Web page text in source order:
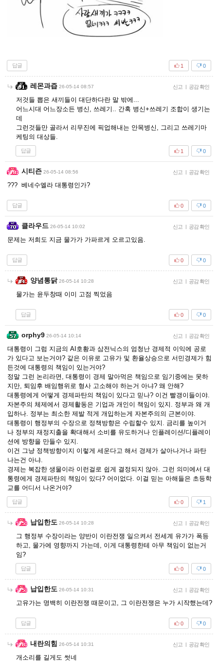
답글 0
1
레몬과즙 26-05-14 08:57 신고 공감 확인
저것들 뽑은 새끼들이 대단하다란 말 밖에...
어느시대 어느장소든 병신, 쓰레기.. 간혹 병신+쓰레기 조합이 생기는
데
그런것들만 골라서 리무진에 픽업해내는 안목병신, 그리고 쓰레기마
케팅의 대상들.
답글 0
1
시티즌 26-05-14 08:56 신고 공감 확인
??? 베네수엘라 대통령인가?
답글 0
0
클라우드 26-05-14 10:02 신고 공감 확인
문제는 저희도 지금 물가가 가파르게 오르고있음.
답글 0
0
양념통닭 26-05-14 10:28 신고 공감 확인
물가는 윤두창때 이미 고점 찍었음
답글 0
0
orphy9 26-05-14 10:14 신고 공감 확인
대통령이 그럼 지금의 AI호황과 삼전닉스의 엄청난 경제적 이익에 공로
가 있다고 보는거야? 같은 이유로 고유가 및 환율상승으로 서민경제가 힘
든것에 대통령의 책임이 있는거야?
정말 그런 논리라면, 대통령이 경제 말아먹은 책임으로 임기중에는 못하
지만, 퇴임후 배임행위로 형사 고소해야 하는거 아냐? 왜 안해?
대통령에게 어떻게 경제파탄의 책임이 있다고 믿나? 이건 빨갱이들이야.
자본주의 체제에서 경제활동은 기업과 개인이 책임이 있지. 정부과 왜 개
입하나. 정부는 최소한 제발 적게 개입하는게 자본주의의 근본이야.
대통령이 행정부의 수장으로 정책방향은 수립할수 있지. 금리를 높이거
나 정부의 재정지출을 확대해서 소비를 유도하거나 인플레이션/디플레이
션에 방향을 만들수 있지.
이건 그냥 정책방향이지 이렇게 세운다고 해서 경제가 살아나거나 파탄
나는건 아냐.
경제는 복잡한 생물이라 이런걸로 쉽게 결정되지 않아. 그런 의미에서 대
통령에게 경제파탄의 책임이 있다? 어이없다. 이걸 믿는 아해들은 초등학
교를 어디서 나온거야?
답글 1
0
납입한도 26-05-14 10:28 신고 공감 확인
그 행정부 수장이라는 양반이 이란전쟁 일으켜서 전세계 유가가 폭등
하고, 물가에 영향까지 가는데, 이게 대통령한테 아무 책임이 없는거
임?
답글 0
0
납입한도 26-05-14 10:31 신고 공감 확인
고유가는 명백히 이란전쟁 때문이고, 그 이란전쟁은 누가 시작했는데?
답글 0
0
내란의힘 26-05-14 10:31 신고 공감 확인
개소리를 길게도 썻네